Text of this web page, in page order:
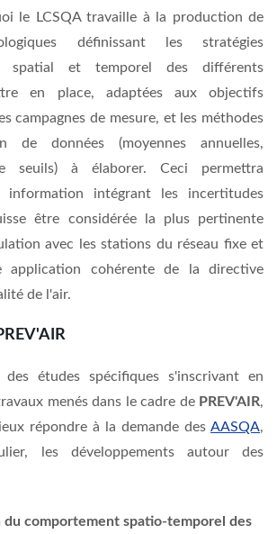
le LCSQA travaille à la production de
définissant les stratégies
spatial et temporel des différents
en place, adaptées aux objectifs
campagnes de mesure, et les méthodes
de données (moyennes annuelles,
seuils) à élaborer. Ceci permettra
information intégrant les incertitudes
être considérée la plus pertinente
avec les stations du réseau fixe et
application cohérente de la directive
de l'air.
des études spécifiques s'inscrivant en
menés dans le cadre de PREV'AIR,
répondre à la demande des AASQA,
les développements autour des
du comportement spatio-temporel des